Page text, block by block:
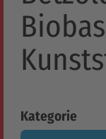
Kategorie